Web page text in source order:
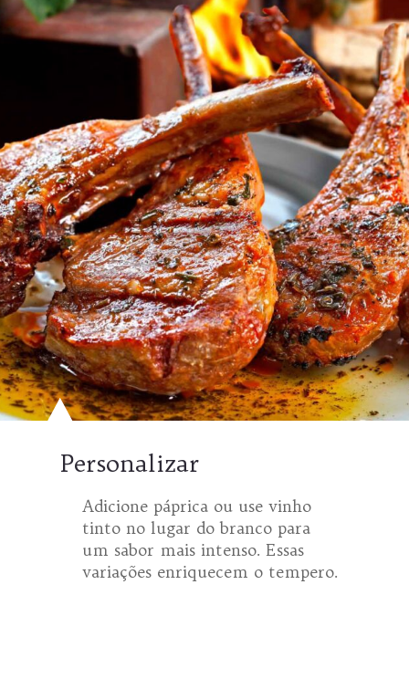
Personalizar
Adicione páprica ou use vinho
tinto no lugar do branco para
um sabor mais intenso. Essas
variações enriquecem o tempero.